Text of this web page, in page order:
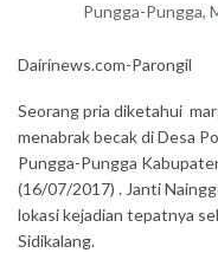
Pungga-Pungga,
Dairinews.com-Parongil
Seorang pria diketahui
menabrak becak di Desa
Pungga-Pungga
(16/07/2017) . Janti
lokasi kejadian tepatnya
Sidikalang.